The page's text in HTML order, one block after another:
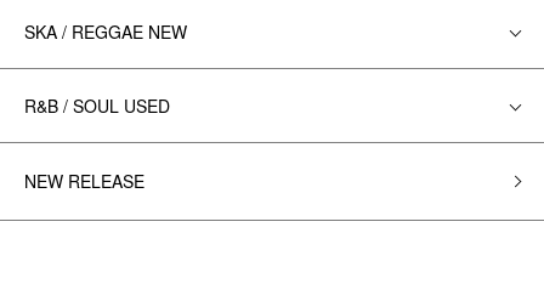
SKA / REGGAE NEW
R&B / SOUL USED
NEW RELEASE